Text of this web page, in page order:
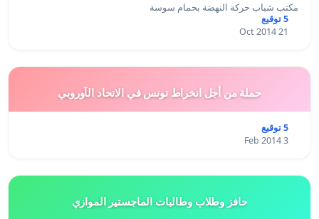
مكتب شباب حركة النهضة بحمام سوسة
5 توقيع
21 Oct 2014
حملة من أجل انخراط تونس في الاتحاد الآوروبي
5 توقيع
3 Feb 2014
حافز وطلاب وطالبات الماجستير الموازي